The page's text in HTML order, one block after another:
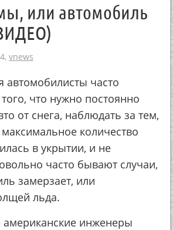
или автомобиль
vnews
автомобилисты часто
что нужно постоянно
от снега, наблюдать за тем,
количество
в укрытии, и не
часто бывают случаи,
замерзает, или
льда.
американские инженеры